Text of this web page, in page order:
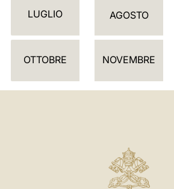
R
LUGLIO AGOSTO
OTTOBRE NOVEMBRE